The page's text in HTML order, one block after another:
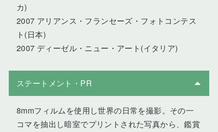
カ)
2007 アリアンス・フランセーズ・フォトコンテス
ト(日本)
2007 ディーゼル・ニュー・アート(イタリア)
ステートメント・PR
8mmフィルムを使用し世界の日常を撮影。その一
コマを抽出し暗室でプリントされた写真から、鑑賞